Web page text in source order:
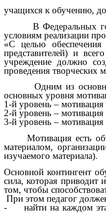
учащихся к обучению,
В Федеральных
условиям реализации
«С целью обеспечения
представителей) и
учреждение должно
проведения творческих
Одним из основных
основных уровня
1-й уровень –
2-й уровень – мотивация
3-й уровень – мотивация
Мотивация есть
материалом,
изучаемого материала).
Основной контингент
сила, которая приводит
том, чтобы
При этом педагог
-
найти на каждом